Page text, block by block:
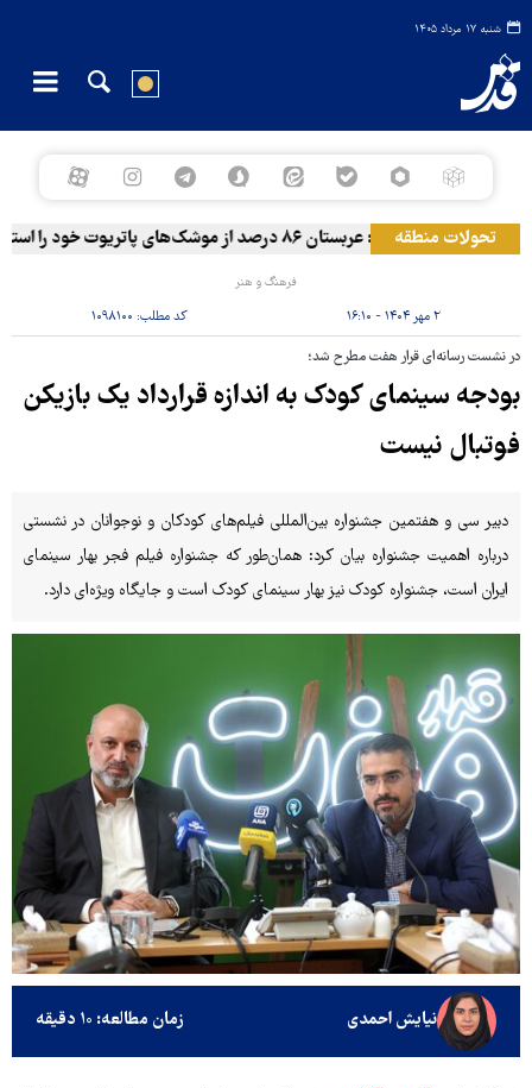
شنبه ۱۷ مرداد ۱۴۰۵
تحولات منطقه
رویترز: عربستان ۸۶ درصد از موشک‌های پاتریوت خود را استفاده کرده است
فرهنگ و هنر
۲ مهر ۱۴۰۴ - ۱۶:۱۰ کد مطلب: ۱۰۹۸۱۰۰
در نشست رسانه‌ای قرار هفت مطرح شد؛
بودجه سینمای کودک به اندازه قرارداد یک بازیکن‌
فوتبال نیست
دبیر سی و هفتمین جشنواره بین‌المللی فیلم‌های کودکان و نوجوانان در نشستی
درباره اهمیت جشنواره بیان کرد: همان‌طور که جشنواره فیلم فجر بهار سینمای
ایران است، جشنواره کودک نیز بهار سینمای کودک است و جایگاه ویژه‌ای دارد.
نیایش احمدی زمان مطالعه: ۱۰ دقیقه